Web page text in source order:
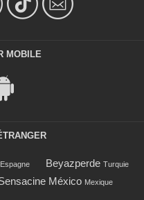
MOBILE
Espagne Beyazperde Turquie
México Mexique